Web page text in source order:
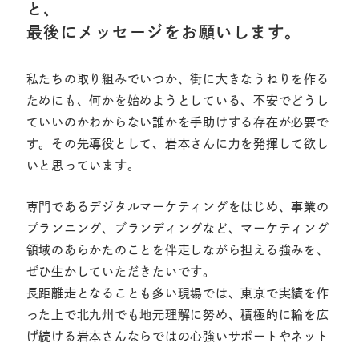
と、
最後にメッセージをお願いします。
私たちの取り組みでいつか、街に大きなうねりを作る
ためにも、何かを始めようとしている、不安でどうし
ていいのかわからない誰かを手助けする存在が必要で
す。その先導役として、岩本さんに力を発揮して欲し
いと思っています。
専門であるデジタルマーケティングをはじめ、事業の
プランニング、ブランディングなど、マーケティング
領域のあらかたのことを伴走しながら担える強みを、
ぜひ生かしていただきたいです。
長距離走となることも多い現場では、東京で実績を作
った上で北九州でも地元理解に努め、積極的に輪を広
げ続ける岩本さんならではの心強いサポートやネット